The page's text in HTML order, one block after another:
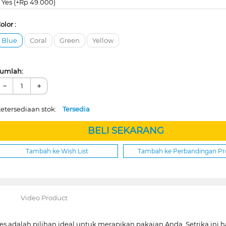
Yes (+Rp 49.000)
:
Blue
Coral Green Yellow
− +
stok:Tersedia
BELI SEKARANG
Tambah ke Wish List Tambah ke Perbandingan
Video Product
adalah pilihan ideal untuk merapikan pakaian Anda. Setrika